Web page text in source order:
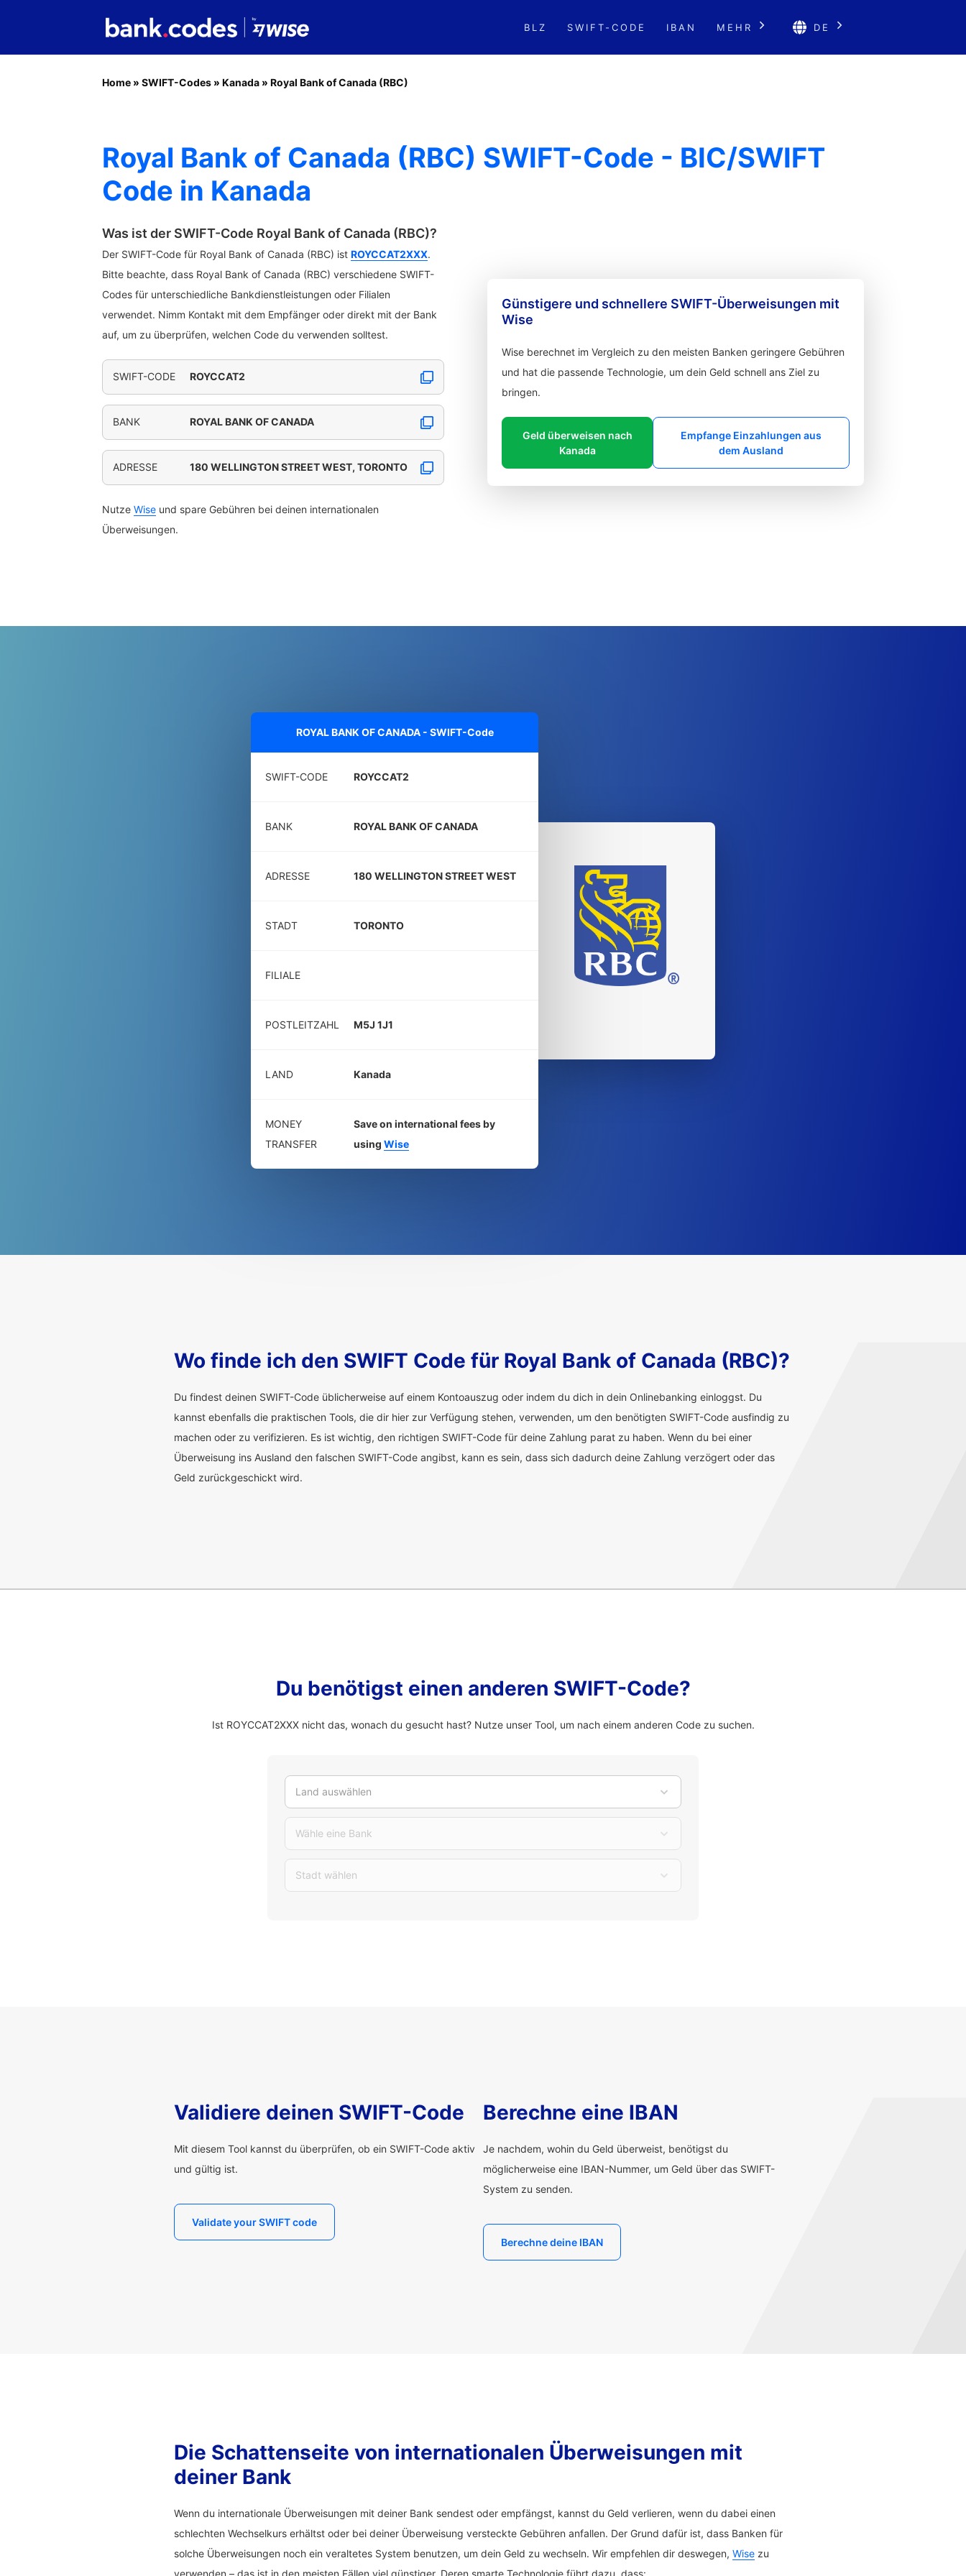
BLZ SWIFT-CODE IBAN MEHR DE
Home » SWIFT-Codes » Kanada » Royal Bank of Canada (RBC)
Royal Bank of Canada (RBC) SWIFT-Code - BIC/SWIFT
Code in Kanada
Was ist der SWIFT-Code Royal Bank of Canada (RBC)?
Der SWIFT-Code für Royal Bank of Canada (RBC) ist ROYCCAT2XXX.
Bitte beachte, dass Royal Bank of Canada (RBC) verschiedene SWIFT-
Codes für unterschiedliche Bankdienstleistungen oder Filialen
verwendet. Nimm Kontakt mit dem Empfänger oder direkt mit der Bank
auf, um zu überprüfen, welchen Code du verwenden solltest.
SWIFT-CODE ROYCCAT2
BANK ROYAL BANK OF CANADA
ADRESSE 180 WELLINGTON STREET WEST, TORONTO
Nutze Wise und spare Gebühren bei deinen internationalen
Überweisungen.
Günstigere und schnellere SWIFT-Überweisungen mit
Wise
Wise berechnet im Vergleich zu den meisten Banken geringere Gebühren
und hat die passende Technologie, um dein Geld schnell ans Ziel zu
bringen.
Geld überweisen nach
Kanada
Empfange Einzahlungen aus
dem Ausland
ROYAL BANK OF CANADA - SWIFT-Code
SWIFT-CODE ROYCCAT2
BANK ROYAL BANK OF CANADA
ADRESSE 180 WELLINGTON STREET WEST
STADT TORONTO
FILIALE
POSTLEITZAHL M5J 1J1
LAND Kanada
MONEY
TRANSFER
Save on international fees by
usingWise
Wo finde ich den SWIFT Code für Royal Bank of Canada (RBC)?
Du findest deinen SWIFT-Code üblicherweise auf einem Kontoauszug oder indem du dich in dein Onlinebanking einloggst. Du
kannst ebenfalls die praktischen Tools, die dir hier zur Verfügung stehen, verwenden, um den benötigten SWIFT-Code ausfindig zu
machen oder zu verifizieren. Es ist wichtig, den richtigen SWIFT-Code für deine Zahlung parat zu haben. Wenn du bei einer
Überweisung ins Ausland den falschen SWIFT-Code angibst, kann es sein, dass sich dadurch deine Zahlung verzögert oder das
Geld zurückgeschickt wird.
Du benötigst einen anderen SWIFT-Code?
Ist ROYCCAT2XXX nicht das, wonach du gesucht hast? Nutze unser Tool, um nach einem anderen Code zu suchen.
Land auswählen
Wähle eine Bank
Stadt wählen
Validiere deinen SWIFT-Code
Mit diesem Tool kannst du überprüfen, ob ein SWIFT-Code aktiv
und gültig ist.
Validate your SWIFT code
Berechne eine IBAN
Je nachdem, wohin du Geld überweist, benötigst du
möglicherweise eine IBAN-Nummer, um Geld über das SWIFT-
System zu senden.
Berechne deine IBAN
Die Schattenseite von internationalen Überweisungen mit
deiner Bank
Wenn du internationale Überweisungen mit deiner Bank sendest oder empfängst, kannst du Geld verlieren, wenn du dabei einen
schlechten Wechselkurs erhältst oder bei deiner Überweisung versteckte Gebühren anfallen. Der Grund dafür ist, dass Banken für
solche Überweisungen noch ein veraltetes System benutzen, um dein Geld zu wechseln. Wir empfehlen dir deswegen, Wise zu
verwenden – das ist in den meisten Fällen viel günstiger. Deren smarte Technologie führt dazu, dass: